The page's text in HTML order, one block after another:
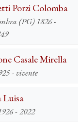
Porzi Colomba
(PG) 1826 -
Casale Mirella
Torino 1925 - vivente
Luisa
Milano 1926 - 2022